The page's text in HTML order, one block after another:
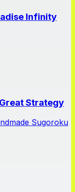
Infinity
Strategy
Sugoroku